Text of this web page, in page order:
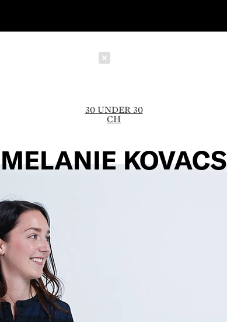
30 UNDER 30
CH
MELANIE KOVACS